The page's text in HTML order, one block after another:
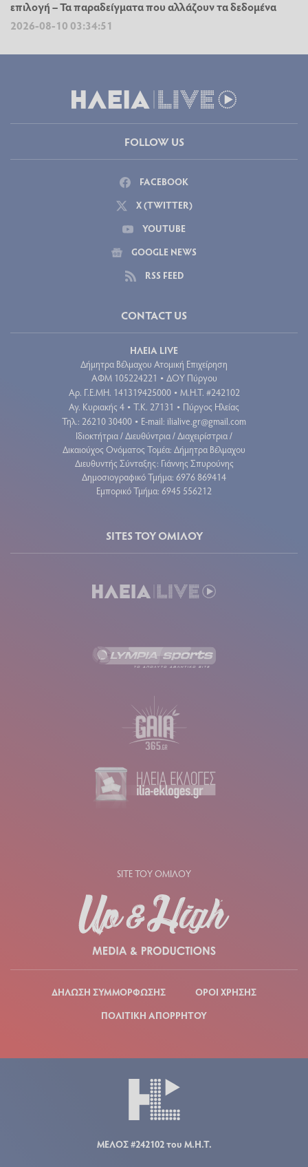
επιλογή – Τα παραδείγματα που αλλάζουν τα δεδομένα
2026-08-10 03:34:51
FOLLOW US
FACEBOOK
X (TWITTER)
YOUTUBE
GOOGLE NEWS
RSS FEED
CONTACT US
ΗΛΕΙΑ LIVE
Δήμητρα Βέλμαχου Ατομική Επιχείρηση
ΑΦΜ 105224221 • ΔΟΥ Πύργου
Aρ. Γ.Ε.ΜΗ. 141319425000 • Μ.Η.Τ. #242102
Αγ. Κυριακής 4 • Τ.Κ. 27131 • Πύργος Ηλείας
Τηλ.: 26210 30400 • E-mail: ilialive.gr@gmail.com
Ιδιοκτήτρια / Διευθύντρια / Διαχειρίστρια /
Δικαιούχος Ονόματος Τομέα: Δήμητρα Βέλμαχου
Διευθυντής Σύνταξης: Γιάννης Σπυρούνης
Δημοσιογραφικό Τμήμα: 6976 869414
Εμπορικό Τμήμα: 6945 556212
SITES ΤΟΥ ΟΜΙΛΟΥ
SITE ΤΟΥ ΟΜΙΛΟΥ
ΔΗΛΩΣΗ ΣΥΜΜΟΡΦΩΣΗΣ
ΟΡΟΙ ΧΡΗΣΗΣ
ΠΟΛΙΤΙΚΗ ΑΠΟΡΡΗΤΟΥ
ΜΕΛΟΣ #242102 του Μ.Η.Τ.